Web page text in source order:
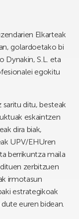
Elkarteak
golardoetako bi
Dynakin, S.L. eta
egokitu
ditu, besteak
eskaintzen
dira biak,
UPV/EHUren
berrikuntza maila
zerbitzuen
irmotasun
estrategikoak
euren bidean.